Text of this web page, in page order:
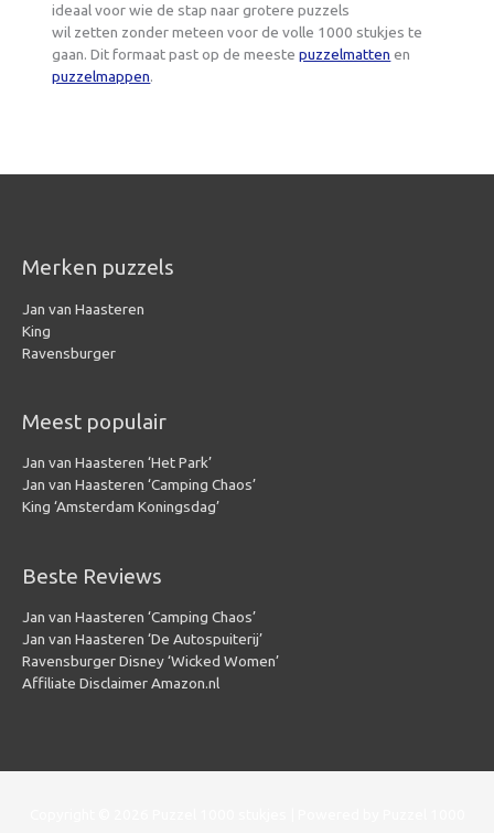
ideaal voor wie de stap naar grotere puzzels
wil zetten zonder meteen voor de volle 1000 stukjes te
gaan. Dit formaat past op de meestepuzzelmatten en
puzzelmappen.
Merken puzzels
Jan van Haasteren
King
Ravensburger
Meest populair
Jan van Haasteren ‘Het Park’
Jan van Haasteren ‘Camping Chaos’
King ‘Amsterdam Koningsdag’
Beste Reviews
Jan van Haasteren ‘Camping Chaos’
Jan van Haasteren ‘De Autospuiterij’
Ravensburger Disney ‘Wicked Women’
Affiliate Disclaimer Amazon.nl